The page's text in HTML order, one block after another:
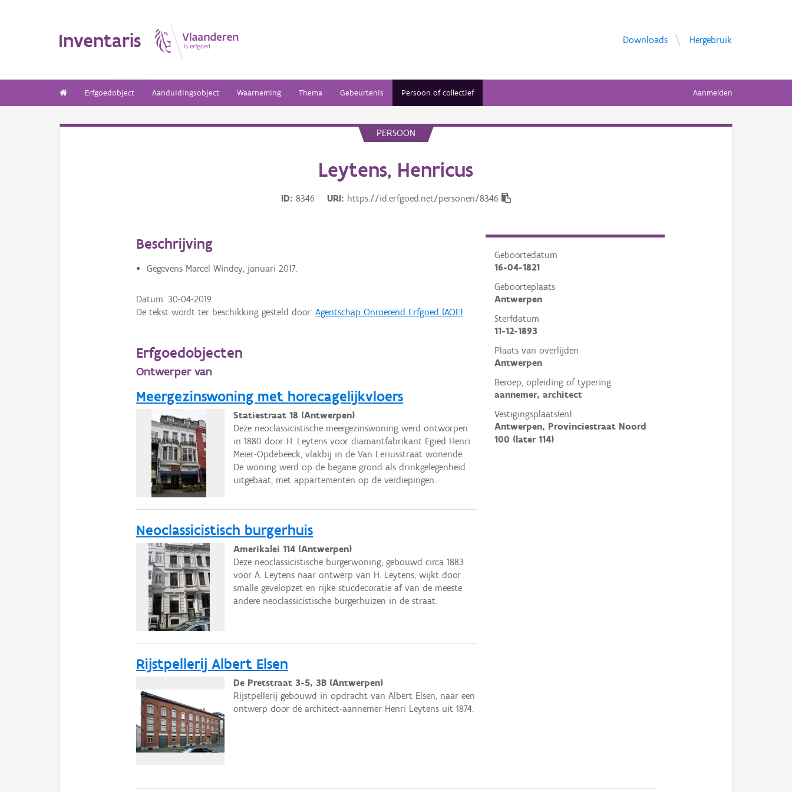
Inventaris Downloads Hergebruik
Erfgoedobject Aanduidingsobject Waarneming Thema Gebeurtenis Persoon of collectief Aanmelden
PERSOON
Leytens, Henricus
ID 8346 URI https://id.erfgoed.net/personen/8346
Geboortedatum
16-04-1821
Geboorteplaats
Antwerpen
Sterfdatum
11-12-1893
Plaats van overlijden
Antwerpen
Beroep, opleiding of typering
aannemer, architect
Vestigingsplaats(en)
Antwerpen, Provinciestraat Noord
100 (later 114)
Beschrijving
Gegevens Marcel Windey, januari 2017.
Datum:30-04-2019
De tekst wordt ter beschikking gesteld door:Agentschap Onroerend Erfgoed (AOE)
Erfgoedobjecten
Ontwerper van
Meergezinswoning met horecagelijkvloers
Statiestraat 18 (Antwerpen)
Deze neoclassicistische meergezinswoning werd ontworpen
in 1880 door H. Leytens voor diamantfabrikant Egied Henri
Meier-Opdebeeck, vlakbij in de Van Leriusstraat wonende.
De woning werd op de begane grond als drinkgelegenheid
uitgebaat, met appartementen op de verdiepingen.
Neoclassicistisch burgerhuis
Amerikalei 114 (Antwerpen)
Deze neoclassicistische burgerwoning, gebouwd circa 1883
voor A. Leytens naar ontwerp van H. Leytens, wijkt door
smalle gevelopzet en rijke stucdecoratie af van de meeste
andere neoclassicistische burgerhuizen in de straat.
Rijstpellerij Albert Elsen
De Pretstraat 3-5, 3B (Antwerpen)
Rijstpellerij gebouwd in opdracht van Albert Elsen, naar een
ontwerp door de architect-aannemer Henri Leytens uit 1874.